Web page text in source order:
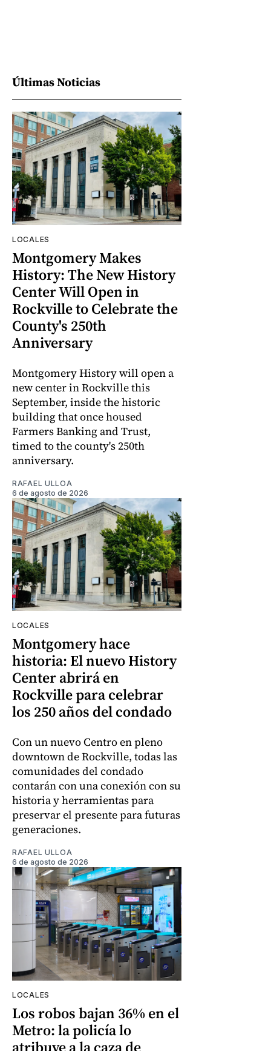
Últimas Noticias
LOCALES
Montgomery Makes
History: The New History
Center Will Open in
Rockville to Celebrate the
County's 250th
Anniversary
Montgomery History will open a
new center in Rockville this
September, inside the historic
building that once housed
Farmers Banking and Trust,
timed to the county's 250th
anniversary.
RAFAEL ULLOA
6 de agosto de 2026
LOCALES
Montgomery hace
historia: El nuevo History
Center abrirá en
Rockville para celebrar
los 250 años del condado
Con un nuevo Centro en pleno
downtown de Rockville, todas las
comunidades del condado
contarán con una conexión con su
historia y herramientas para
preservar el presente para futuras
generaciones.
RAFAEL ULLOA
6 de agosto de 2026
LOCALES
Los robos bajan 36% en el
Metro: la policía lo